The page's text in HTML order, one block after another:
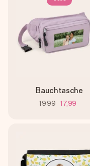
Bauchtasche
19,99 17,99